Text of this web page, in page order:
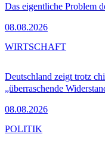
Das eigentliche Problem
08.08.2026
Deutschland zeigt trotz
„überraschende
08.08.2026
WIRTSCHAFT
POLITIK